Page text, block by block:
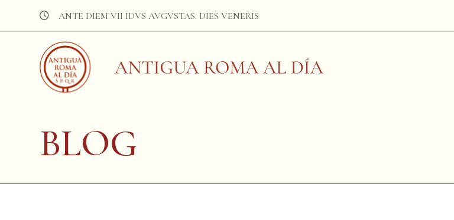
ANTE DIEM VII IDVS AVGVSTAS. DIES VENERIS
BLOG